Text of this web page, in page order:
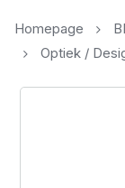
Homepage
Optiek /